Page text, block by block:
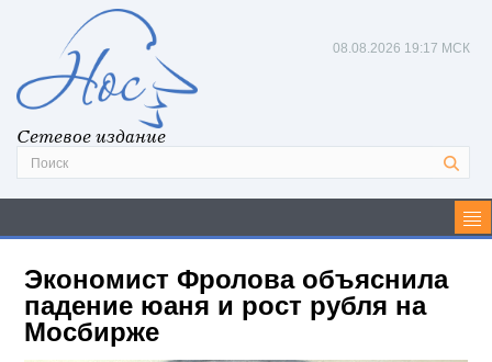
Сетевое издание
08.08.2026 19:17 МСК
Экономист Фролова объяснила
падение юаня и рост рубля на
Мосбирже